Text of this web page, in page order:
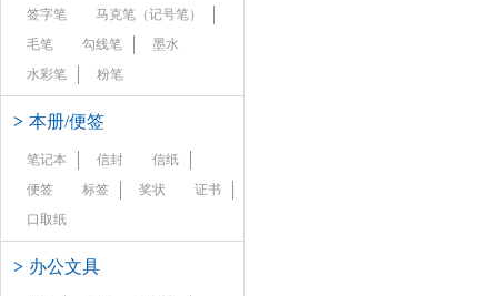
签字笔
马克笔（记号笔）
毛笔
勾线笔
墨水
水彩笔
粉笔
> 本册/便签
笔记本 信封
信纸
便签
标签 奖状
证书
口取纸
> 办公文具